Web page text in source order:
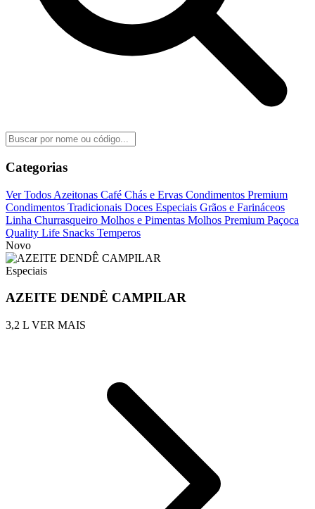
Categorias
Ver Todos Azeitonas Café Chás e Ervas Condimentos Premium
Condimentos Tradicionais Doces Especiais Grãos e Farináceos
Linha Churrasqueiro Molhos e Pimentas Molhos Premium Paçoca
Quality Life Snacks Temperos
Novo
Especiais
AZEITE DENDÊ CAMPILAR
3,2 L VER MAIS